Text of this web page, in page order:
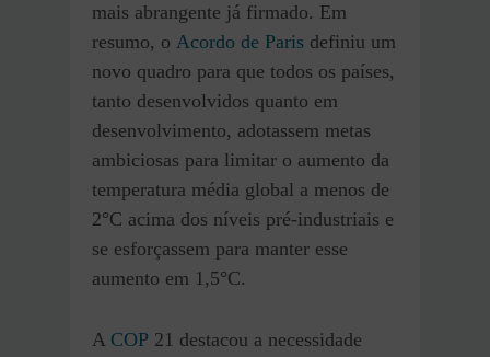
mais abrangente já firmado. Em
resumo, o Acordo de Paris definiu um
novo quadro para que todos os países,
tanto desenvolvidos quanto em
desenvolvimento, adotassem metas
ambiciosas para limitar o aumento da
temperatura média global a menos de
2°C acima dos níveis pré-industriais e
se esforçassem para manter esse
aumento em 1,5°C.
A COP 21 destacou a necessidade